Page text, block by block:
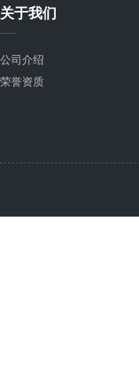
关于我们
公司介绍
荣誉资质